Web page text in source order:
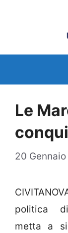
Le
20
politica di
metta a